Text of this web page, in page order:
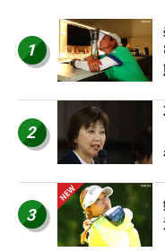
1
2
3